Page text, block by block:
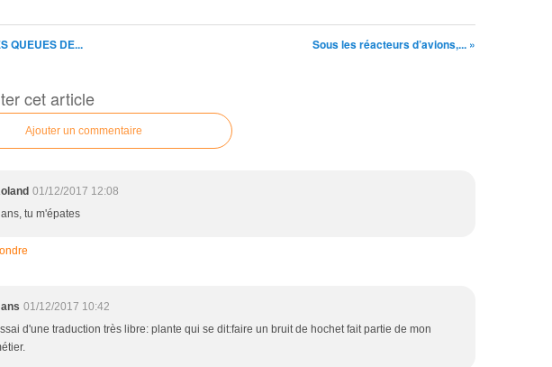
QUEUES DE... Sous les réacteurs d’avions,... »
cet article
Ajouter un commentaire
01/12/2017 12:08
tu m'épates
01/12/2017 10:42
d'une traduction très libre: plante qui se dit:faire un bruit de hochet fait partie de mon